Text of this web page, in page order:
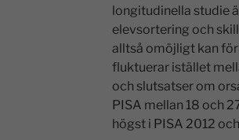
longitudinella studie
elevsortering och
alltså omöjligt kan
fluktuerar istället
och slutsatser om
PISA mellan 18 och
högst i PISA 2012